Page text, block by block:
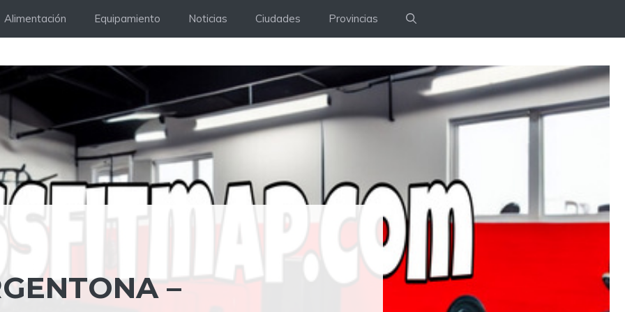
Alimentación Equipamiento Noticias Ciudades Provincias
–